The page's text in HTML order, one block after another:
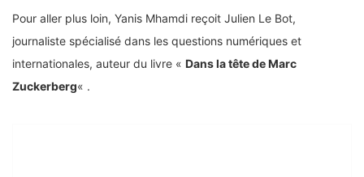
Pour aller plus loin, Yanis Mhamdi reçoit Julien Le Bot,
journaliste spécialisé dans les questions numériques et
internationales, auteur du livre « Dans la tête de Marc
Zuckerberg« .